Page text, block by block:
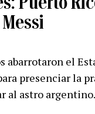
abarrotaron el
presenciar la
al astro argentino.